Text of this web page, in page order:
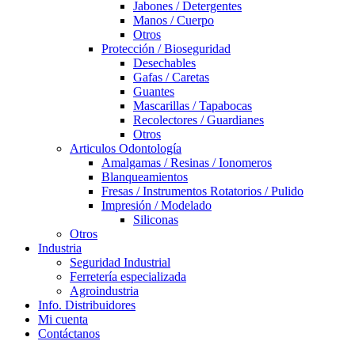
Jabones / Detergentes
Manos / Cuerpo
Otros
Protección / Bioseguridad
Desechables
Gafas / Caretas
Guantes
Mascarillas / Tapabocas
Recolectores / Guardianes
Otros
Articulos Odontología
Amalgamas / Resinas / Ionomeros
Blanqueamientos
Fresas / Instrumentos Rotatorios / Pulido
Impresión / Modelado
Siliconas
Otros
Industria
Seguridad Industrial
Ferretería especializada
Agroindustria
Info. Distribuidores
Mi cuenta
Contáctanos